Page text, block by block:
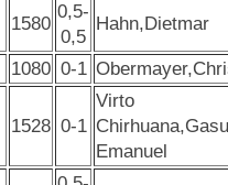
1580
0,5-
0,5
Hahn,Dietmar
1080 0-1
1528 0-1
Virto
Chirhuana,Gasu
Emanuel